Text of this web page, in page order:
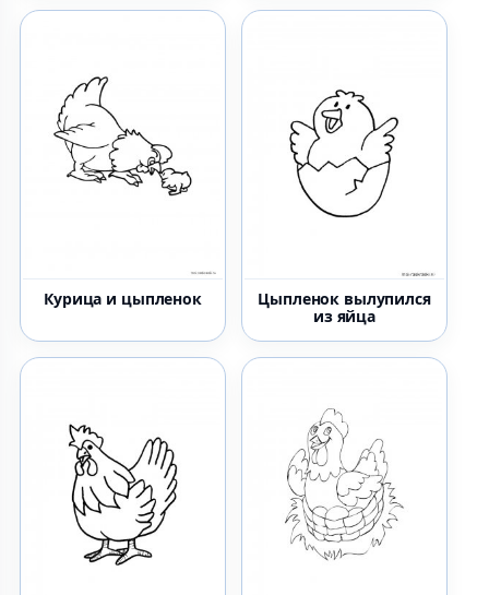
Курица и цыпленок
Цыпленок вылупился
из яйца